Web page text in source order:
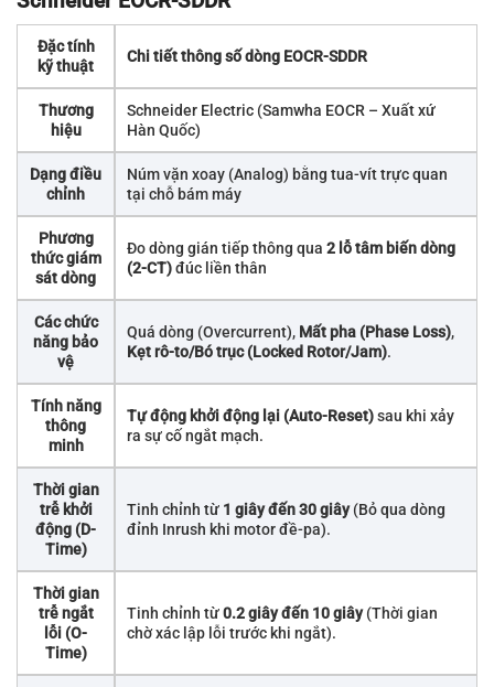
Đặc tính
kỹ thuật
Chi tiết thông số dòng EOCR-SDDR
Thương
hiệu
Schneider Electric (Samwha EOCR – Xuất xứ
Hàn Quốc)
Dạng điều
chỉnh
Núm vặn xoay (Analog) bằng tua-vít trực quan
tại chỗ bám máy
Phương
thức giám
sát dòng
Đo dòng gián tiếp thông qua 2 lỗ tâm biến dòng
(2-CT)đúc liền thân
Các chức
năng bảo
vệ
Quá dòng (Overcurrent), Mất pha (Phase Loss),
Kẹt rô-to/Bó trục (Locked Rotor/Jam).
Tính năng
thông
minh
Tự động khởi động lại (Auto-Reset)sau khi xảy
ra sự cố ngắt mạch.
Thời gian
trễ khởi
động (D-
Time)
Tinh chỉnh từ 1 giây đến 30 giây(Bỏ qua dòng
đỉnh Inrush khi motor đề-pa).
Thời gian
trễ ngắt
lỗi (O-
Time)
Tinh chỉnh từ0.2 giây đến 10 giây(Thời gian
chờ xác lập lỗi trước khi ngắt).